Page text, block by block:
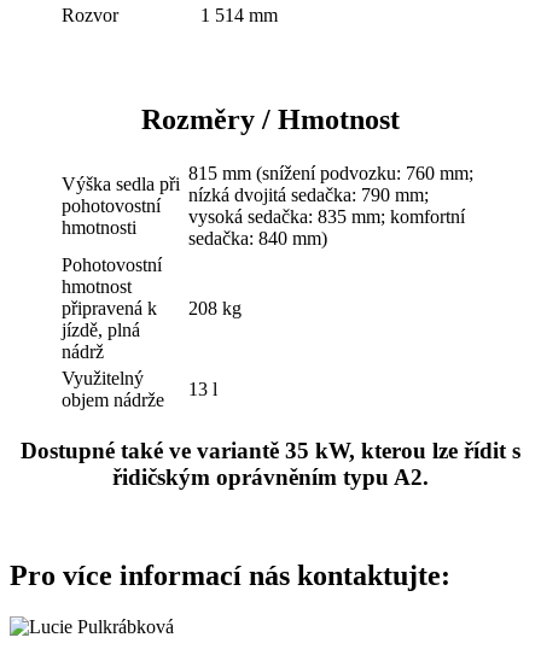
Rozvor
1 514 mm
Rozměry / Hmotnost
Výška sedla při
pohotovostní
hmotnosti
815 mm (snížení podvozku: 760 mm;
nízká dvojitá sedačka: 790 mm;
vysoká sedačka: 835 mm; komfortní
sedačka: 840 mm)
Pohotovostní
hmotnost
připravená k
jízdě, plná
nádrž
208 kg
Využitelný
objem nádrže
13 l
Dostupné také ve variantě 35 kW, kterou lze řídit s
řidičským oprávněním typu A2.
Pro více informací nás kontaktujte: